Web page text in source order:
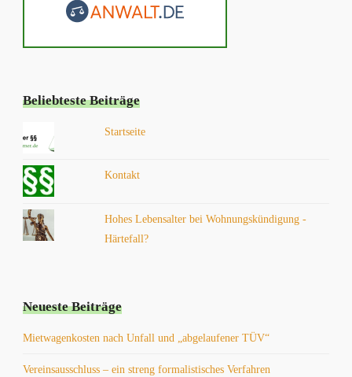
Beliebteste Beiträge
Startseite
Kontakt
Hohes Lebensalter bei Wohnungskündigung -
Härtefall?
Neueste Beiträge
Mietwagenkosten nach Unfall und „abgelaufener TÜV“
Vereinsausschluss – ein streng formalistisches Verfahren